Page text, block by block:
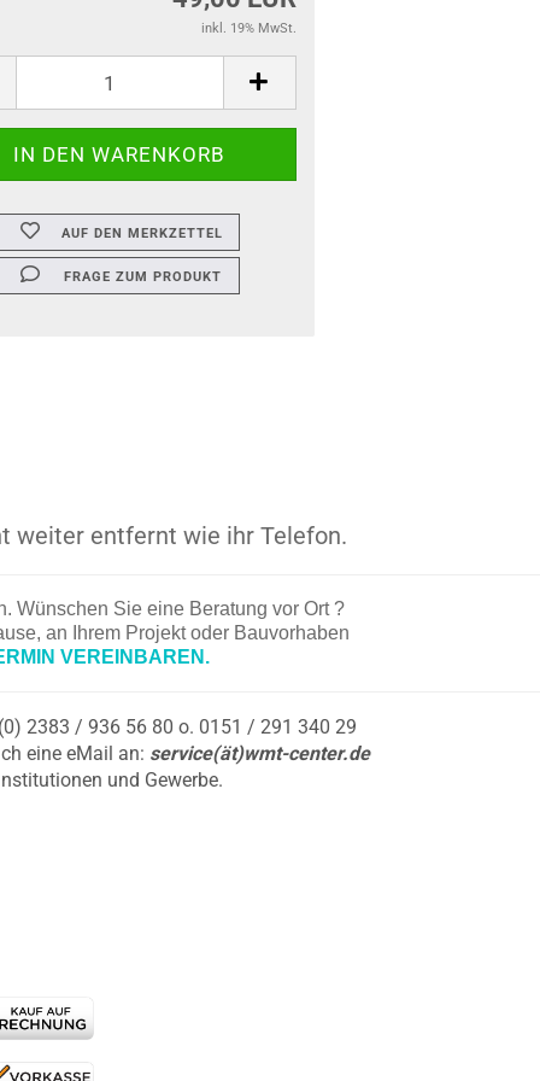
inkl. 19% MwSt.
AUF DEN MERKZETTEL
FRAGE ZUM PRODUKT
weiter entfernt wie ihr Telefon.
Wünschen Sie eine Beratung vor Ort ?
an Ihrem Projekt oder Bauvorhaben
VEREINBAREN.
2383 / 936 56 80 o. 0151 / 291 340 29
eine eMail an: service(ät)wmt-center.de
und Gewerbe.